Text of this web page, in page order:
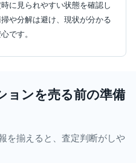
に見られやすい状態を確認し
や分解は避け、現状が分かる
です。
ョンを売る前の準備
を揃えると、査定判断がしや